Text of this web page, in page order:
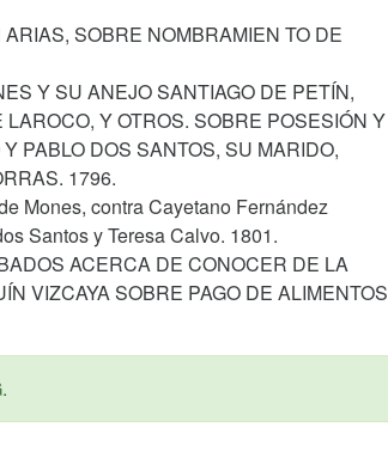
SOBRE NOMBRAMIEN TO DE
Y SU ANEJO SANTIAGO DE PETÍN,
Y OTROS. SOBRE POSESIÓN Y
PABLO DOS SANTOS, SU MARIDO,
1796.
Mones, contra Cayetano Fernández
Santos y Teresa Calvo. 1801.
ACERCA DE CONOCER DE LA
VIZCAYA SOBRE PAGO DE ALIMENTOS